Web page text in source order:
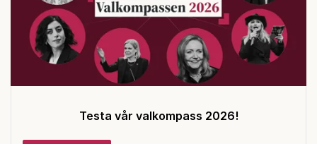
Testa vår valkompass 2026!